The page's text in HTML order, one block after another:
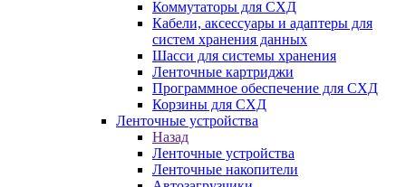
Коммутаторы для СХД
Кабели, аксессуары и адаптеры для
систем хранения данных
Шасси для системы хранения
Ленточные картриджи
Программное обеспечение для СХД
Корзины для СХД
Ленточные устройства
Назад
Ленточные устройства
Ленточные накопители